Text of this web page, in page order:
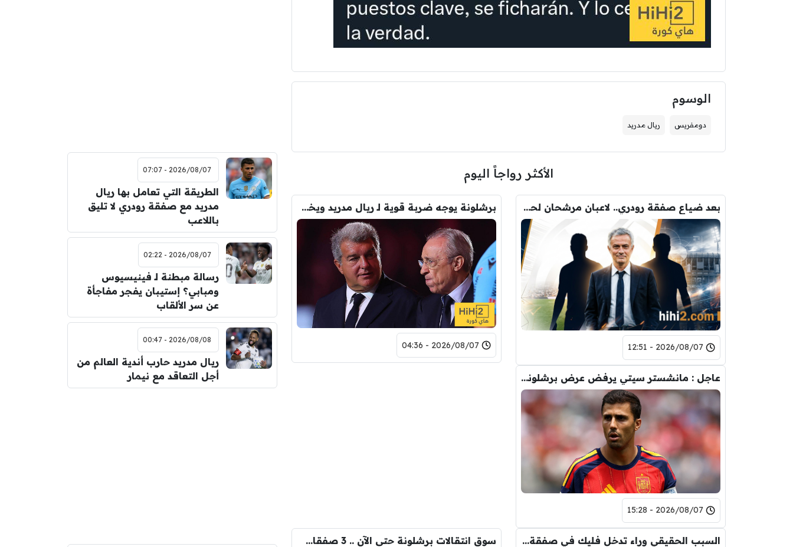
الوسوم
دومفريس ريال مدريد
الأكثر رواجاً اليوم
بعد ضياع صفقة رودري.. لاعبان مرشحان لحل أزمة ريال مدريد
2026/08/07 - 12:51
برشلونة يوجه ضربة قوية لـ ريال مدريد ويخفي صفقته التاريخية
2026/08/07 - 04:36
عاجل : مانشستر سيتي يرفض عرض برشلونة الاول لضم رودري.. ويسخر من قيمته
2026/08/07 - 15:28
السبب الحقيقي وراء تدخل فليك في صفقة رودري سوق انتقالات برشلونة حتى الآن .. 3 صفقات و 5 راحلين
2026/08/07 - 07:07
الطريقة التي تعامل بها ريال
مدريد مع صفقة رودري لا تليق
باللاعب
2026/08/07 - 02:22
رسالة مبطنة لـ فينيسيوس
ومبابي؟ إستيبان يفجر مفاجأة
عن سر الألقاب
2026/08/08 - 00:47
ريال مدريد حارب أندية العالم من
أجل التعاقد مع نيمار